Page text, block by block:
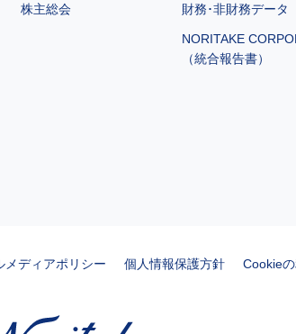
株主総会
財務･非財務データ
NORITAKE
（統合報告書）
メディアポリシー 個人情報保護方針 Cookie